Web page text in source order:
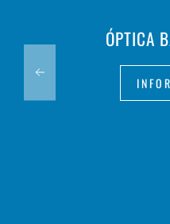
ÓPTICA